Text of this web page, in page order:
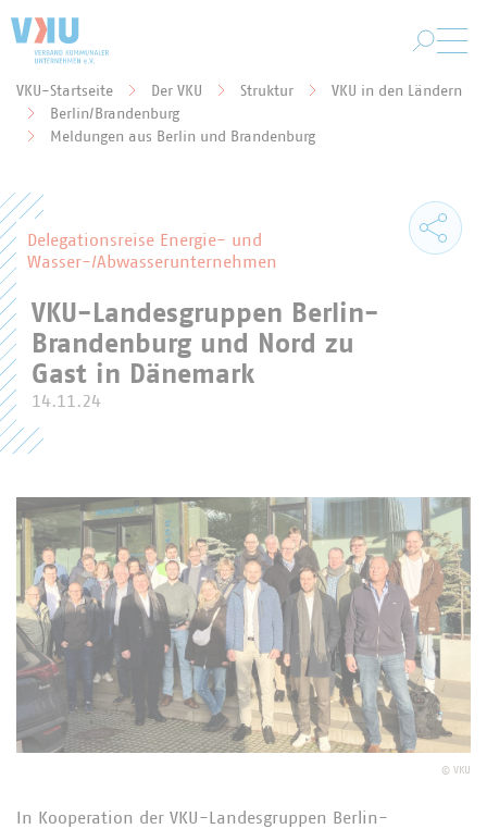
Sie befinden sich hier:
VKU-Startseite Der VKU Struktur
VKU in den Ländern
Berlin/Brandenburg
Meldungen aus Berlin und Brandenburg
Delegationsreise Energie- und
Wasser-/Abwasserunternehmen
VKU-Landesgruppen Berlin-
Brandenburg und Nord zu
Gast in Dänemark
14.11.24
© VKU
In Kooperation der VKU-Landesgruppen Berlin-